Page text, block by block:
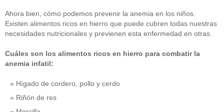
Ahora bien, cómo podemos prevenir la anemia en los niños.
Existen alimentos ricos en hierro que puede cubren todas nuestras
necesidades nutricionales y previenen esta enfermedad en otras.
Cuáles son los alimentos ricos en hierro para combatir la
anemia infatil:
Hígado de cordero, pollo y cerdo
Riñón de res